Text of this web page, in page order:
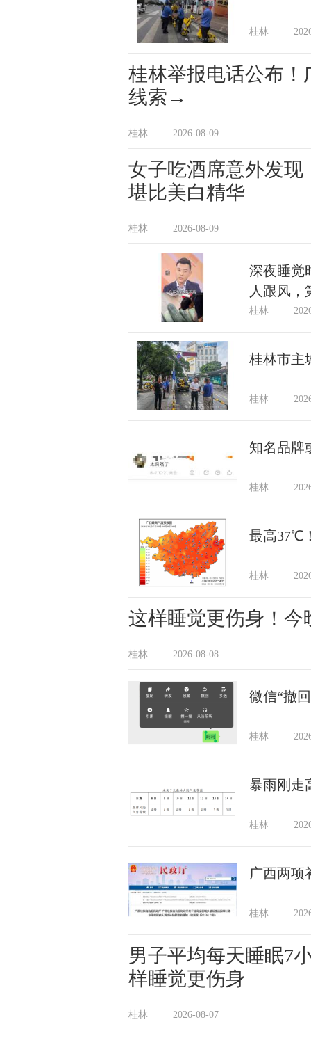
桂林
桂林举报电话公布
线索→
桂林 2026-08-09
女子吃酒席意外发
堪比美白精华
桂林 2026-08-09
深夜睡觉
人跟风，
桂林
桂林市主
桂林
知名品牌
桂林
最高37℃
桂林
这样睡觉更伤身！
桂林 2026-08-08
微信“撤
桂林
暴雨刚走
桂林
广西两项
桂林
男子平均每天睡眠7
样睡觉更伤身
桂林 2026-08-07